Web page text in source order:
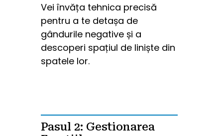
Vei învăța tehnica precisă
pentru a te detașa de
gândurile negative și a
descoperi spațiul de liniște din
spatele lor.
Pasul 2: Gestionarea